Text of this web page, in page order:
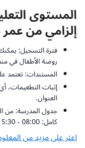
المستوى
إلزامي من عمر 4 سنوات
فترة التسجيل:
روضة الأطفال في
المستندات: تعتمد
إثبات التطعيمات،
العنوان.
كامل: 08:00 - 15:30
اعثر على مزيد من